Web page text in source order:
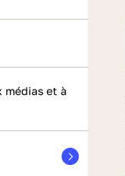
médias et à